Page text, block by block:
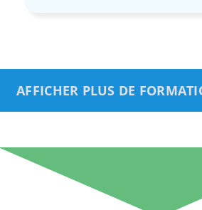
AFFICHER PLUS DE